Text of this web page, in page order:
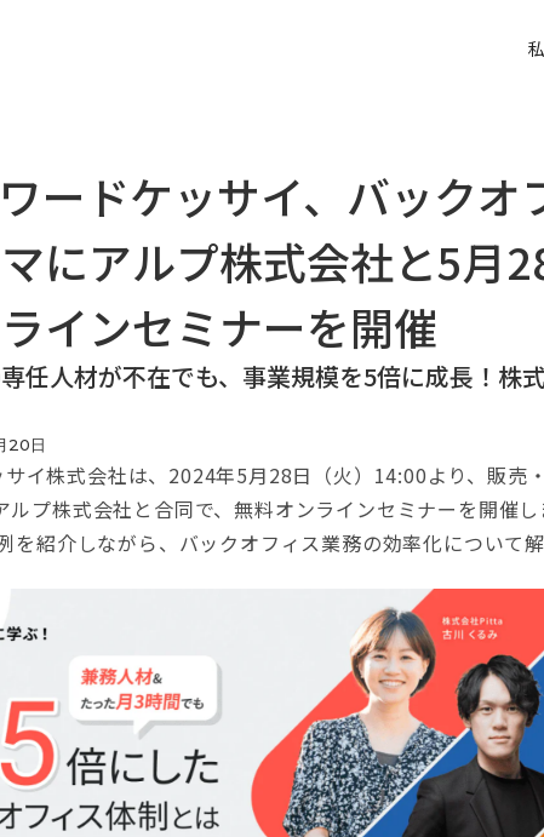
ードケッサイ、バックオ
にアルプ株式会社と5月
インセミナーを開催
任人材が不在でも、事業規模を5倍に成長！株
20日
イ株式会社は、2024年5月28日（火）14:00より、販売
プ株式会社と合同で、無料オンラインセミナーを開催
紹介しながら、バックオフィス業務の効率化について解